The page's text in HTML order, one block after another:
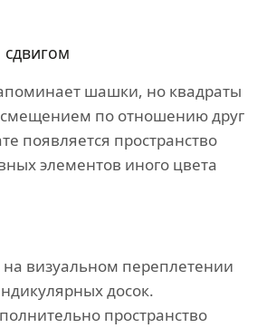
шашки, но квадраты
смещением по отношению друг
появляется пространство
элементов иного цвета
на визуальном переплетении
досок.
пространство